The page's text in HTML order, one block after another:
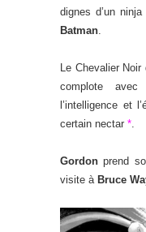
dignes d’un
Batman.
Le Chevalier
complote avec
l’intelligence et
certain nectar *.
Gordon prend
visite à Bruce